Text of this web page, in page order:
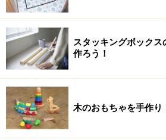
スタッキングボック
作ろう！
木のおもちゃを手作り